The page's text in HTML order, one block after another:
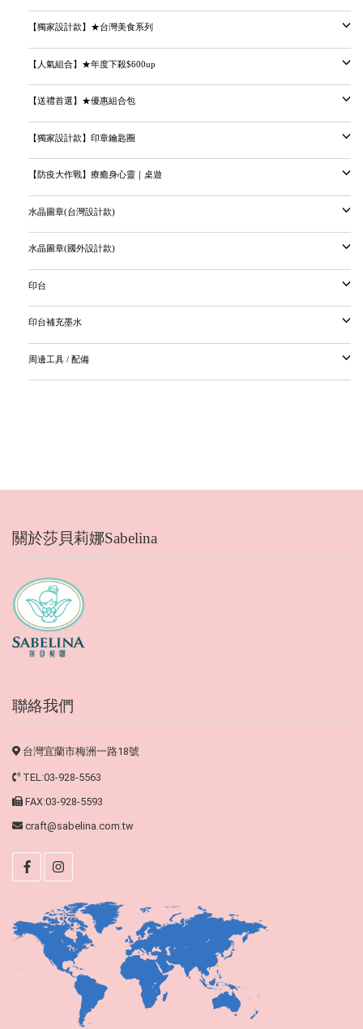
【獨家設計款】★台灣美食系列
【人氣組合】★年度下殺$600up
【送禮首選】★優惠組合包
【獨家設計款】印章鑰匙圈
【防疫大作戰】療癒身心靈｜桌遊
水晶圖章(台灣設計款)
水晶圖章(國外設計款)
印台
印台補充墨水
周邊工具 / 配備
關於莎貝莉娜Sabelina
聯絡我們
台灣宜蘭市梅洲一路18號
TEL:03-928-5563
FAX:03-928-5593
craft@sabelina.com.tw